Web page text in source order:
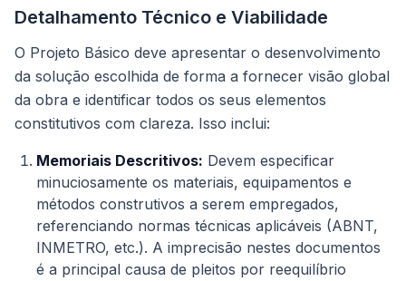
Detalhamento Técnico e Viabilidade
O Projeto Básico deve apresentar o desenvolvimento
da solução escolhida de forma a fornecer visão global
da obra e identificar todos os seus elementos
constitutivos com clareza. Isso inclui:
Memoriais Descritivos: Devem especificar
minuciosamente os materiais, equipamentos e
métodos construtivos a serem empregados,
referenciando normas técnicas aplicáveis (ABNT,
INMETRO, etc.). A imprecisão nestes documentos
é a principal causa de pleitos por reequilíbrio